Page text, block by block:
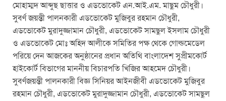
মোহাম্মদ আব্দুছ ছাত্তার ও এডভোকেট এন.আই.এম. মাছুম চৌধুরী।
সুবর্ণ জয়ন্তী পালনকারী এডভোকেট মুজিবুর রহমান চৌধুরী,
এডভোকেট মুরাদুজ্জামান চৌধুরী, এডভোকেট সামছুল ইসলাম চৌধুরী
ও এডভোকেট মোঃ অহিদ আলীকে সমিতির পক্ষ থেকে গোল্ডমেডেল
পরিয়ে দেন আজকের অনুষ্ঠানের প্রধান অতিথি বাংলাদেশ সুপ্রীমকোর্ট
হাইকোর্ট বিভাগের মাননীয় বিচারপতি খিজির আহমেদ চৌধুরী।
সুবর্ণজয়ন্তী পালনকারী বিজ্ঞ সিনিয়র আইনজীবী এডভোকেট মুজিবুর
রহমান চৌধুরী, এডভোকেট মুরাদুজ্জামান চৌধুরী, এডভোকেট সামছুল